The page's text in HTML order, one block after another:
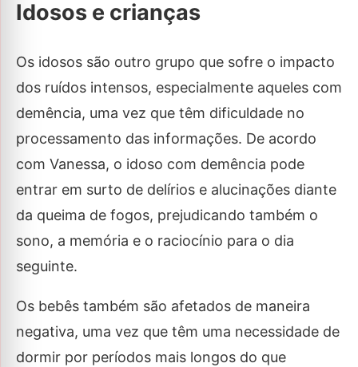
Idosos e crianças
Os idosos são outro grupo que sofre o impacto
dos ruídos intensos, especialmente aqueles com
demência, uma vez que têm dificuldade no
processamento das informações. De acordo
com Vanessa, o idoso com demência pode
entrar em surto de delírios e alucinações diante
da queima de fogos, prejudicando também o
sono, a memória e o raciocínio para o dia
seguinte.
Os bebês também são afetados de maneira
negativa, uma vez que têm uma necessidade de
dormir por períodos mais longos do que